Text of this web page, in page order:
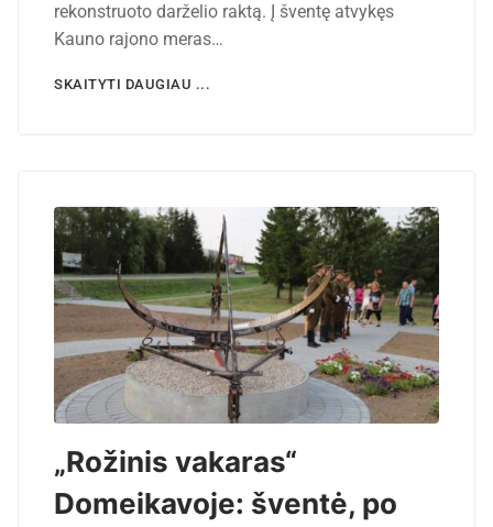
rekonstruoto darželio raktą. Į šventę atvykęs
Kauno rajono meras…
SKAITYTI DAUGIAU ...
„Rožinis vakaras“
Domeikavoje: šventė, po